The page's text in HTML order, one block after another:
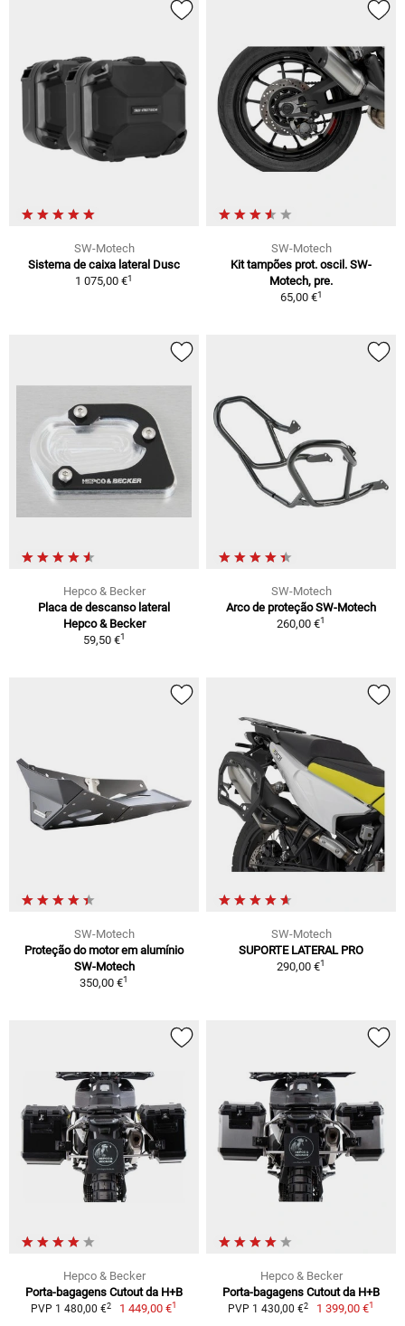
SW-Motech
Sistema de caixa lateral Dusc
1 075,00 €1
SW-Motech
Kit tampões prot. oscil. SW-
Motech, pre.
65,00 €1
Hepco & Becker
Placa de descanso lateral
Hepco & Becker
59,50 €1
SW-Motech
Arco de proteção SW-Motech
260,00 €1
SW-Motech
Proteção do motor em alumínio
SW-Motech
350,00 €1
SW-Motech
SUPORTE LATERAL PRO
290,00 €1
Hepco & Becker
Porta-bagagens Cutout da H+B
PVP 1 480,00 €2 1 449,00 €1
Hepco & Becker
Porta-bagagens Cutout da H+B
PVP 1 430,00 €2 1 399,00 €1